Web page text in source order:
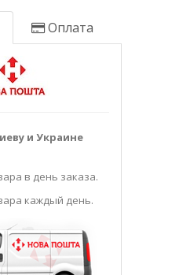
Оплата
и Украине
в день заказа.
каждый день.